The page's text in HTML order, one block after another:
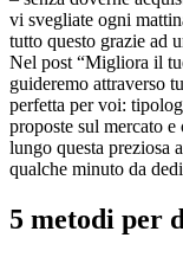
vi svegliate ogni
tutto questo grazie ad
Nel post “Migliora il
guideremo attraverso
perfetta per voi:
proposte sul mercato
lungo questa preziosa
qualche minuto da
5 metodi per